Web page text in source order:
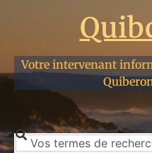
Votre intervenant